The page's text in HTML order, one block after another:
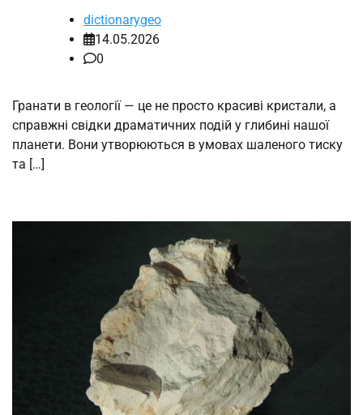
dictionarygeo
14.05.2026
0
Гранати в геології — це не просто красиві кристали, а
справжні свідки драматичних подій у глибині нашої
планети. Вони утворюються в умовах шаленого тиску
та […]